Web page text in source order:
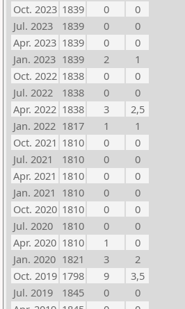
Oct. 2023 1839 0
0
Jul. 2023
1839 0
0
Apr. 2023 1839 0
0
Jan. 2023 1839 2
1
Oct. 2022 1838 0
0
Jul. 2022
1838 0
0
Apr. 2022 1838 3
2,5
Jan. 2022 1817 1
1
Oct. 2021 1810 0
0
Jul. 2021
1810 0
0
Apr. 2021 1810 0
0
Jan. 2021 1810 0
0
Oct. 2020 1810 0
0
Jul. 2020
1810 0
0
Apr. 2020 1810 1
0
Jan. 2020 1821 3
2
Oct. 2019 1798 9
3,5
Jul. 2019
1845 0
0